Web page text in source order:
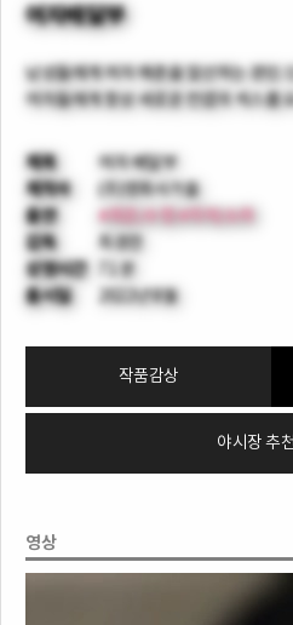
여자배달부
남성들에게 여자 매춘을 알선하는 경민.
여자들에게 항상 새로운 컨셉의 섹스를
제목 여자 배달부
제작사 (주)영화사가을
출연 #최은/수현#지아/소라
감독
최경찬
상영시간 71 분
출시일 2022년 8월
작품감상
야시장 추
영상